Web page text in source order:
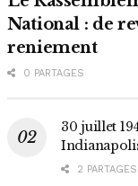
National : de
reniement
0 PARTAGES
30 juillet
2 PARTAGES